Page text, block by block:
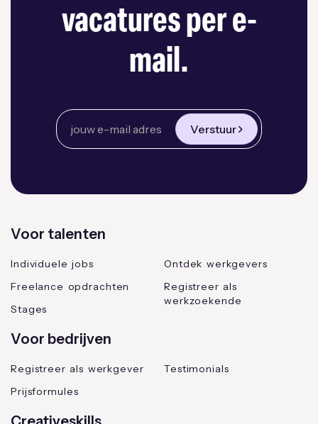
vacatures per e-
mail.
Verstuur
Voor talenten
Individuele jobs
Freelance opdrachten
Stages
Ontdek werkgevers
Registreer als
werkzoekende
Voor bedrijven
Registreer als werkgever
Prijsformules
Testimonials